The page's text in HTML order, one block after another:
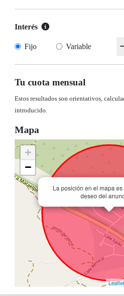
Interés
Fijo Variable
Tu cuota mensual
Estos resultados son orientativos,
introducido.
Mapa
La posición en el mapa
deseo del
+
−
Leaflet